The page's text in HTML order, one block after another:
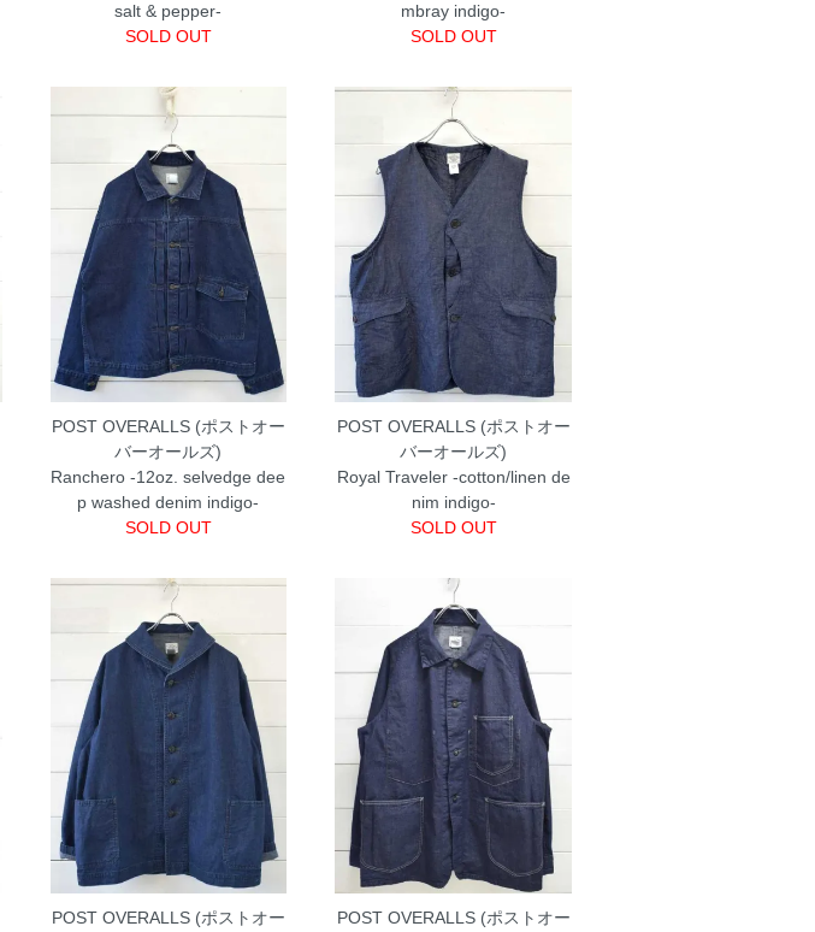
salt & pepper-
SOLD OUT
mbray indigo-
SOLD OUT
POST OVERALLS (ポストオー
バーオールズ)
Ranchero -12oz. selvedge dee
p washed denim indigo-
SOLD OUT
POST OVERALLS (ポストオー
バーオールズ)
Royal Traveler -cotton/linen de
nim indigo-
SOLD OUT
POST OVERALLS (ポストオー
POST OVERALLS (ポストオー